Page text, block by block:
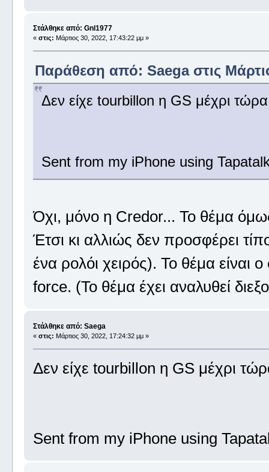
Στάλθηκε από: Gnl1977
« στις: Μάρτιος 30, 2022, 17:43:22 μμ »
Παράθεση από: Saega στις
Δεν είχε tourbillon η GS μέχρι
Sent from my iPhone using
Όχι, μόνο η Credor... To θέμα
Έτσι κι αλλιώς δεν προσφέρει
ένα ρολόι χειρός). Το θέμα
force. (Το θέμα έχει αναλυθεί
Στάλθηκε από: Saega
« στις: Μάρτιος 30, 2022, 17:24:32 μμ »
Δεν είχε tourbillon η GS μέχρι
Sent from my iPhone using